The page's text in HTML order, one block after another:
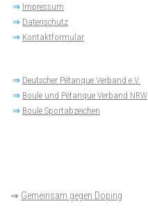
⇒ Impressum
⇒ Datenschutz
⇒ Kontaktformular
⇒ Deutscher Pétanque Verband e.V.
⇒ Boule und Pétanque Verband NRW
⇒ Boule Sportabzeichen
⇒ Gemeinsam gegen Doping